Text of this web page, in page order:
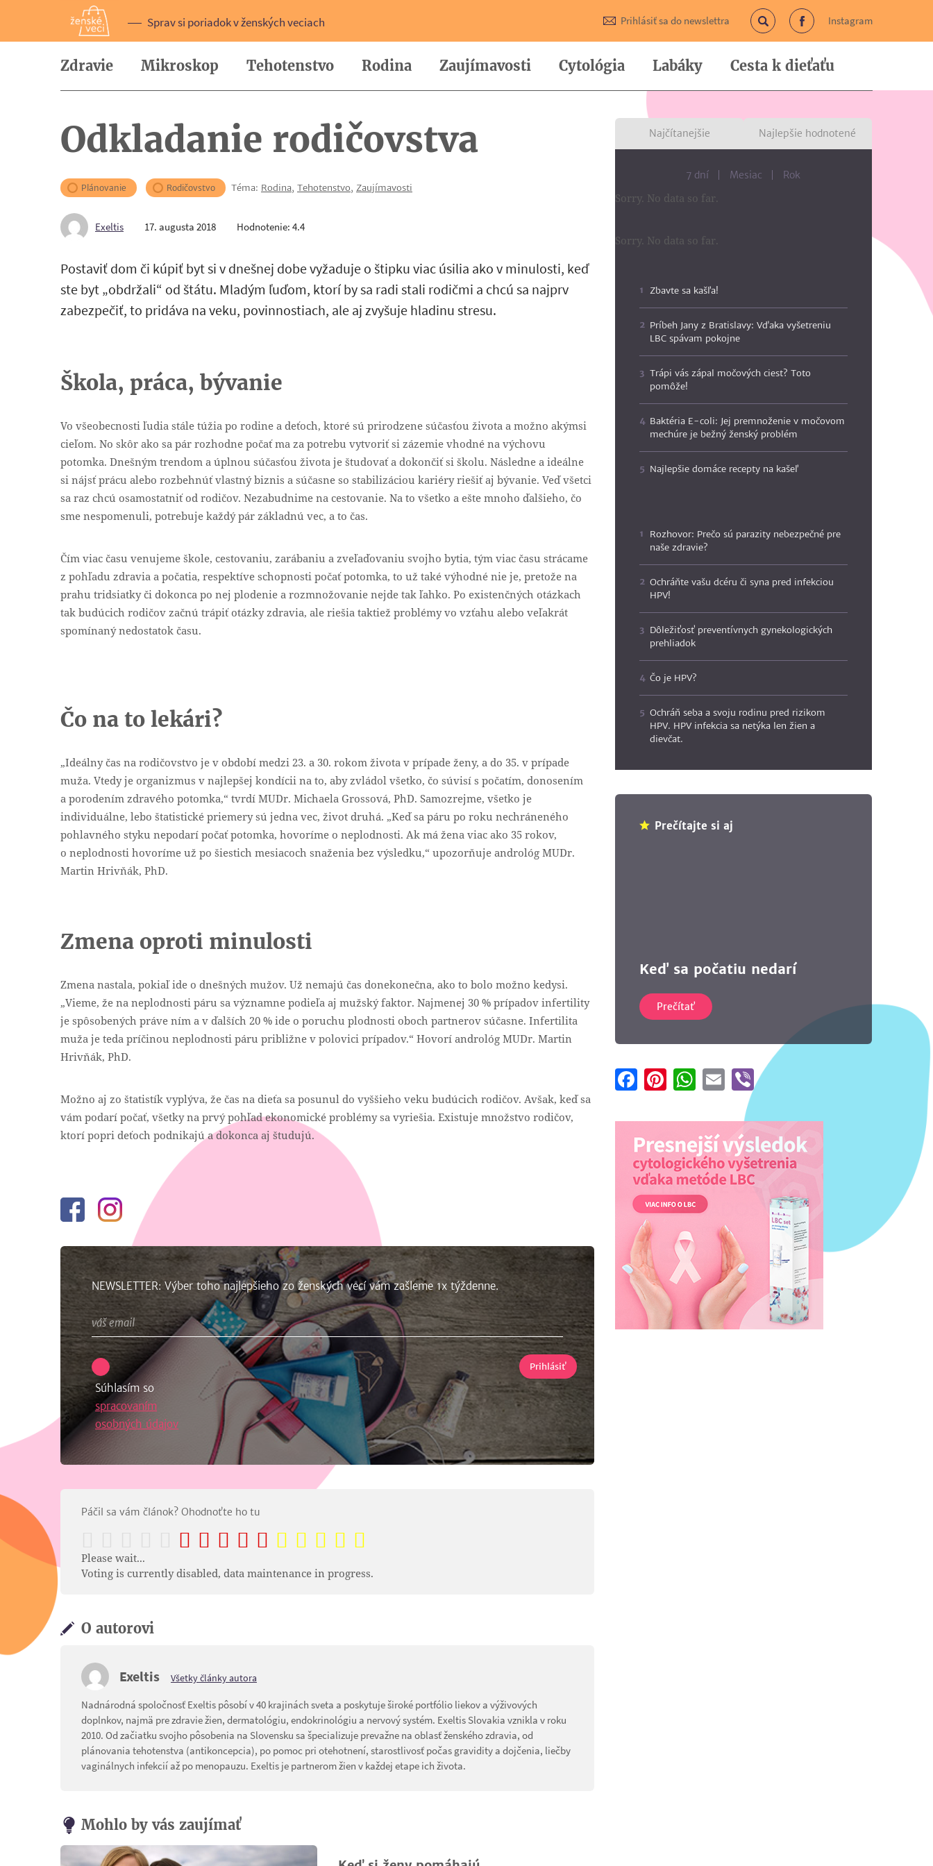
Sprav si poriadok v ženských veciach Prihlásiť sa do newslettra
VyhľadávanieFacebook
Instagram
Zdravie Mikroskop Tehotenstvo Rodina Zaujímavosti Cytológia Labáky Cesta k dieťaťu
Odkladanie rodičovstva
Plánovanie Rodičovstvo Téma: Rodina, Tehotenstvo, Zaujímavosti
Exeltis 17. augusta 2018 Hodnotenie: 4.4
Postaviť dom či kúpiť byt si v dnešnej dobe vyžaduje o štipku viac úsilia ako v minulosti, keď
ste byt „obdržali“ od štátu. Mladým ľuďom, ktorí by sa radi stali rodičmi a chcú sa najprv
zabezpečiť, to pridáva na veku, povinnostiach, ale aj zvyšuje hladinu stresu.
Škola, práca, bývanie
Vo všeobecnosti ľudia stále túžia po rodine a deťoch, ktoré sú prirodzene súčasťou života a možno akýmsi
cieľom. No skôr ako sa pár rozhodne počať ma za potrebu vytvoriť si zázemie vhodné na výchovu
potomka. Dnešným trendom a úplnou súčasťou života je študovať a dokončiť si školu. Následne a ideálne
si nájsť prácu alebo rozbehnúť vlastný biznis a súčasne so stabilizáciou kariéry riešiť aj bývanie. Veď všetci
sa raz chcú osamostatniť od rodičov. Nezabudnime na cestovanie. Na to všetko a ešte mnoho ďalšieho, čo
sme nespomenuli, potrebuje každý pár základnú vec, a to čas.
Čím viac času venujeme škole, cestovaniu, zarábaniu a zveľaďovaniu svojho bytia, tým viac času strácame
z pohľadu zdravia a počatia, respektíve schopnosti počať potomka, to už také výhodné nie je, pretože na
prahu tridsiatky či dokonca po nej plodenie a rozmnožovanie nejde tak ľahko. Po existenčných otázkach
tak budúcich rodičov začnú trápiť otázky zdravia, ale riešia taktiež problémy vo vzťahu alebo veľakrát
spomínaný nedostatok času.
Čo na to lekári?
„Ideálny čas na rodičovstvo je v období medzi 23. a 30. rokom života v prípade ženy, a do 35. v prípade
muža. Vtedy je organizmus v najlepšej kondícii na to, aby zvládol všetko, čo súvisí s počatím, donosením
a porodením zdravého potomka,“ tvrdí MUDr. Michaela Grossová, PhD. Samozrejme, všetko je
individuálne, lebo štatistické priemery sú jedna vec, život druhá. „Keď sa páru po roku nechráneného
pohlavného styku nepodarí počať potomka, hovoríme o neplodnosti. Ak má žena viac ako 35 rokov,
o neplodnosti hovoríme už po šiestich mesiacoch snaženia bez výsledku,“ upozorňuje andrológ MUDr.
Martin Hrivňák, PhD.
Zmena oproti minulosti
Zmena nastala, pokiaľ ide o dnešných mužov. Už nemajú čas donekonečna, ako to bolo možno kedysi.
„Vieme, že na neplodnosti páru sa významne podieľa aj mužský faktor. Najmenej 30 % prípadov infertility
je spôsobených práve ním a v ďalších 20 % ide o poruchu plodnosti oboch partnerov súčasne. Infertilita
muža je teda príčinou neplodnosti páru približne v polovici prípadov.“ Hovorí andrológ MUDr. Martin
Hrivňák, PhD.
Možno aj zo štatistík vyplýva, že čas na dieťa sa posunul do vyššieho veku budúcich rodičov. Avšak, keď sa
vám podarí počať, všetky na prvý pohľad ekonomické problémy sa vyriešia. Existuje množstvo rodičov,
ktorí popri deťoch podnikajú a dokonca aj študujú.
Facebook Instagram
NEWSLETTER: Výber toho najlepšieho zo ženských vecí vám zašleme 1x týždenne.
Súhlasím so
spracovaním
osobných údajov
Páčil sa vám článok? Ohodnoťte ho tu
Please wait...
Voting is currently disabled, data maintenance in progress.
O autorovi
Exeltis Všetky články autora
Nadnárodná spoločnosť Exeltis pôsobí v 40 krajinách sveta a poskytuje široké portfólio liekov a výživových
doplnkov, najmä pre zdravie žien, dermatológiu, endokrinológiu a nervový systém. Exeltis Slovakia vznikla v roku
2010. Od začiatku svojho pôsobenia na Slovensku sa špecializuje prevažne na oblasť ženského zdravia, od
plánovania tehotenstva (antikoncepcia), po pomoc pri otehotnení, starostlivosť počas gravidity a dojčenia, liečby
vaginálnych infekcií až po menopauzu. Exeltis je partnerom žien v každej etape ich života.
Mohlo by vás zaujímať
Najčítanejšie Najlepšie hodnotené
7 dní Mesiac Rok
Sorry. No data so far.
Sorry. No data so far.
Zbavte sa kašľa!
Príbeh Jany z Bratislavy: Vďaka vyšetreniu
LBC spávam pokojne
Trápi vás zápal močových ciest? Toto
pomôže!
Baktéria E-coli: Jej premnoženie v močovom
mechúre je bežný ženský problém
Najlepšie domáce recepty na kašeľ
Rozhovor: Prečo sú parazity nebezpečné pre
naše zdravie?
Ochráňte vašu dcéru či syna pred infekciou
HPV!
Dôležiťosť preventívnych gynekologických
prehliadok
Čo je HPV?
Ochráň seba a svoju rodinu pred rizikom
HPV. HPV infekcia sa netýka len žien a
dievčat.
Prečítajte si aj
Keď sa počatiu nedarí
Prečítať
Facebook
Pinterest
WhatsApp
EmailViber